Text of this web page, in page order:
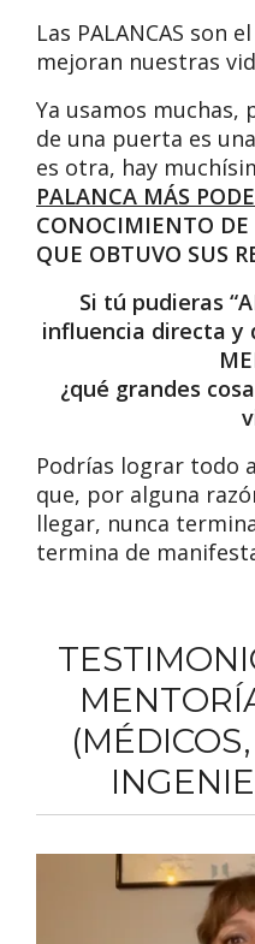
Las PALANCAS son
mejoran nuestras
Ya usamos muchas,
de una puerta es
es otra, hay
PALANCA MÁS
CONOCIMIENTO
QUE OBTUVO SUS
Si tú pudieras
influencia directa y
¿qué grandes
Podrías lograr todo
que, por alguna
llegar, nunca
termina de